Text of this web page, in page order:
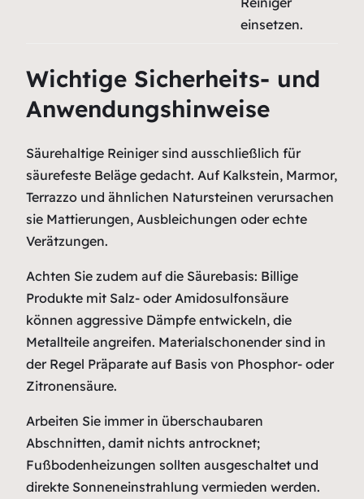
einsetzen.
Wichtige Sicherheits- und
Anwendungshinweise
Säurehaltige Reiniger sind ausschließlich für
säurefeste Beläge gedacht. Auf Kalkstein, Marmor,
Terrazzo und ähnlichen Natursteinen verursachen
sie Mattierungen, Ausbleichungen oder echte
Verätzungen.
Achten Sie zudem auf die Säurebasis: Billige
Produkte mit Salz- oder Amidosulfonsäure
können aggressive Dämpfe entwickeln, die
Metallteile angreifen. Materialschonender sind in
der Regel Präparate auf Basis von Phosphor- oder
Zitronensäure.
Arbeiten Sie immer in überschaubaren
Abschnitten, damit nichts antrocknet;
Fußbodenheizungen sollten ausgeschaltet und
direkte Sonneneinstrahlung vermieden werden.